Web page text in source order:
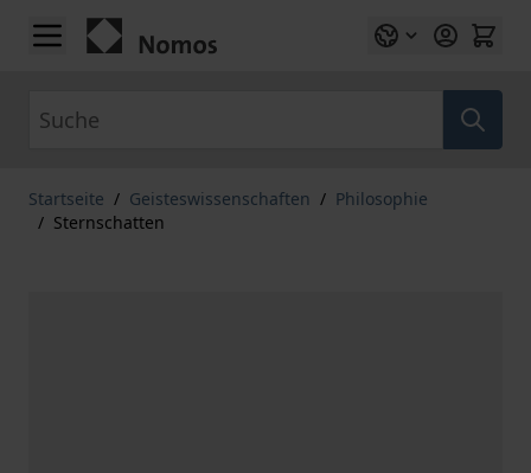
Zum Inhalt springen
Startseite / Geisteswissenschaften / Philosophie
/ Sternschatten